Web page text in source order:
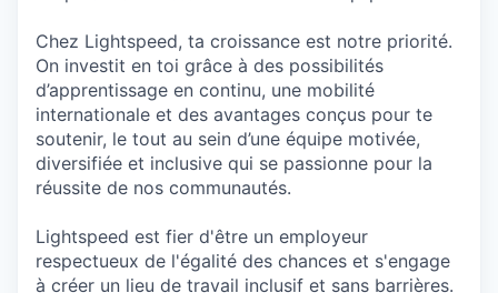
Chez Lightspeed, ta croissance est notre priorité.
On investit en toi grâce à des possibilités
d’apprentissage en continu, une mobilité
internationale et des avantages conçus pour te
soutenir, le tout au sein d’une équipe motivée,
diversifiée et inclusive qui se passionne pour la
réussite de nos communautés.
Lightspeed est fier d'être un employeur
respectueux de l'égalité des chances et s'engage
à créer un lieu de travail inclusif et sans barrières.